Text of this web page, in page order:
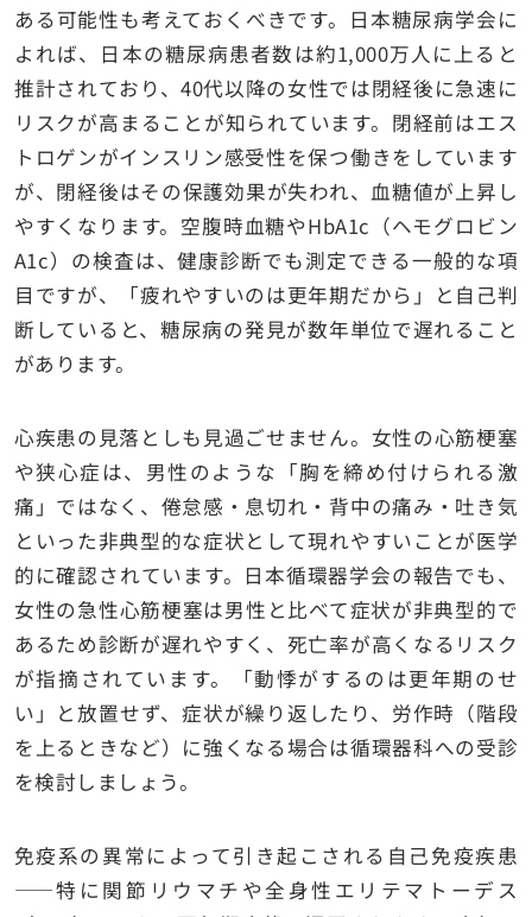
ある可能性も考えておくべきです。日本糖尿病学会に
よれば、日本の糖尿病患者数は約1,000万人に上ると
推計されており、40代以降の女性では閉経後に急速に
リスクが高まることが知られています。閉経前はエス
トロゲンがインスリン感受性を保つ働きをしています
が、閉経後はその保護効果が失われ、血糖値が上昇し
やすくなります。空腹時血糖やHbA1c（ヘモグロビン
A1c）の検査は、健康診断でも測定できる一般的な項
目ですが、「疲れやすいのは更年期だから」と自己判
断していると、糖尿病の発見が数年単位で遅れること
があります。
心疾患の見落としも見過ごせません。女性の心筋梗塞
や狭心症は、男性のような「胸を締め付けられる激
痛」ではなく、倦怠感・息切れ・背中の痛み・吐き気
といった非典型的な症状として現れやすいことが医学
的に確認されています。日本循環器学会の報告でも、
女性の急性心筋梗塞は男性と比べて症状が非典型的で
あるため診断が遅れやすく、死亡率が高くなるリスク
が指摘されています。「動悸がするのは更年期のせ
い」と放置せず、症状が繰り返したり、労作時（階段
を上るときなど）に強くなる場合は循環器科への受診
を検討しましょう。
免疫系の異常によって引き起こされる自己免疫疾患
——特に関節リウマチや全身性エリテマトーデス